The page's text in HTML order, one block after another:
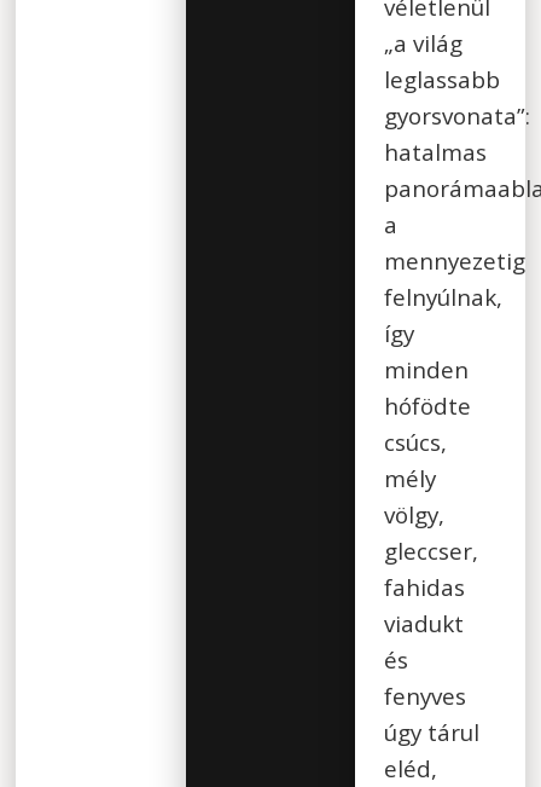
véletlenül
„a világ
leglassabb
gyorsvonata”:
hatalmas
a
mennyezetig
felnyúlnak,
így
minden
hófödte
csúcs,
mély
völgy,
gleccser,
fahidas
viadukt
és
fenyves
úgy tárul
eléd,